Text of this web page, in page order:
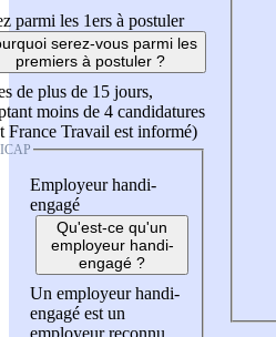
parmi les 1ers à postuler
serez-vous parmi les
premiers à postuler ?
de plus de 15 jours,
moins de 4 candidatures
France Travail est informé)
Employeur handi-
engagé
Qu'est-ce qu'un
employeur handi-
engagé ?
Un employeur handi-
engagé est un